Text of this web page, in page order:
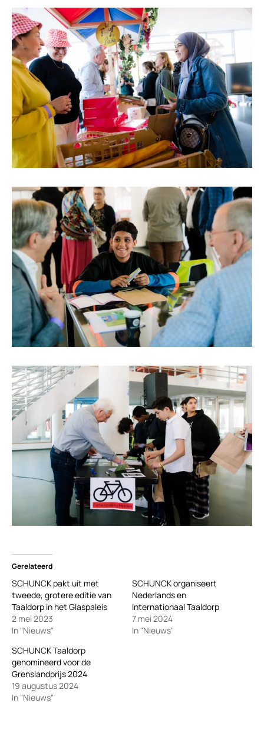
Gerelateerd
SCHUNCK pakt uit met
tweede, grotere editie van
Taaldorp in het Glaspaleis
2 mei 2023
In "Nieuws"
SCHUNCK organiseert
Nederlands en
Internationaal Taaldorp
7 mei 2024
In "Nieuws"
SCHUNCK Taaldorp
genomineerd voor de
Grenslandprijs 2024
19 augustus 2024
In "Nieuws"